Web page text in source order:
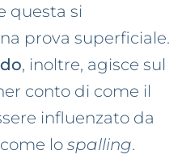
questa si
prova superficiale.
, inoltre, agisce sul
conto di come il
influenzato da
lo spalling.